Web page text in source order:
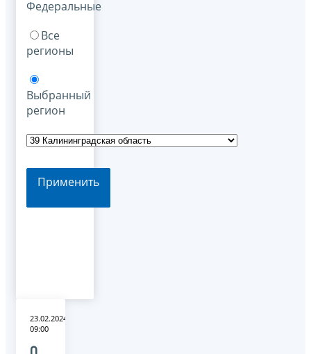
Федеральные
Все
регионы
Выбранный
регион
Применить
23.02.2024
09:00